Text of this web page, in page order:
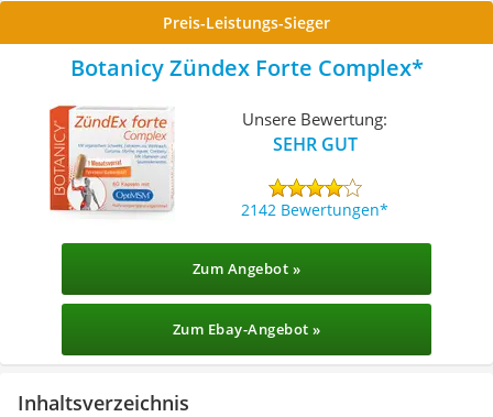
Preis-Leistungs-Sieger
Botanicy Zündex Forte Complex
Unsere Bewertung:
SEHR GUT
2142 Bewertungen
Zum Angebot »
Zum Ebay-Angebot »
Inhaltsverzeichnis